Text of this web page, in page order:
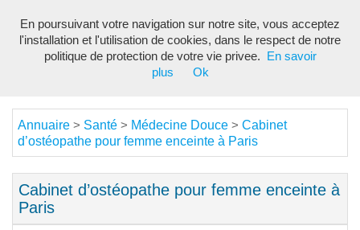
Annuaire > Santé > Médecine Douce > Cabinet
d’ostéopathe pour femme enceinte à Paris
Cabinet d’ostéopathe pour femme enceinte à
Paris
En poursuivant votre navigation sur notre site, vous acceptez
l'installation et l'utilisation de cookies, dans le respect de notre
politique de protection de votre vie privee.
En savoir
plus
Ok